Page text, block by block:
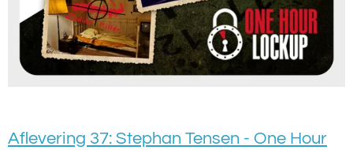
Aflevering 37: Stephan Tensen - One Hour